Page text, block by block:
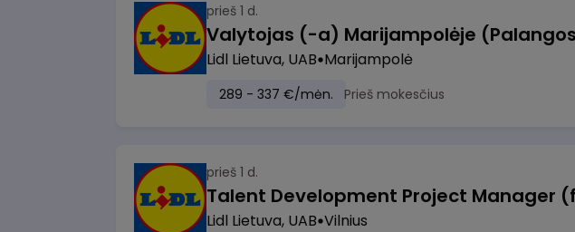
prieš 1 d.
Lidl Lietuva, UAB Marijampolė
289 - 337 €/mėn. Prieš mokesčius
prieš 1 d.
Lidl Lietuva, UAB Vilnius